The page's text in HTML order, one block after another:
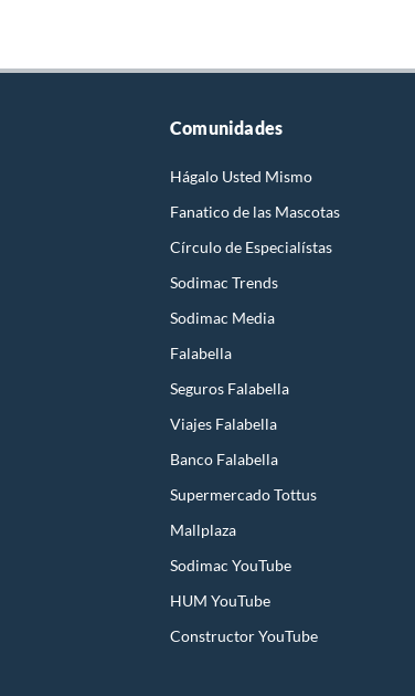
Comunidades
Hágalo Usted Mismo
Fanatico de las Mascotas
Círculo de Especialístas
Sodimac Trends
Sodimac Media
Falabella
Seguros Falabella
Viajes Falabella
Banco Falabella
Supermercado Tottus
Mallplaza
Sodimac YouTube
HUM YouTube
Constructor YouTube